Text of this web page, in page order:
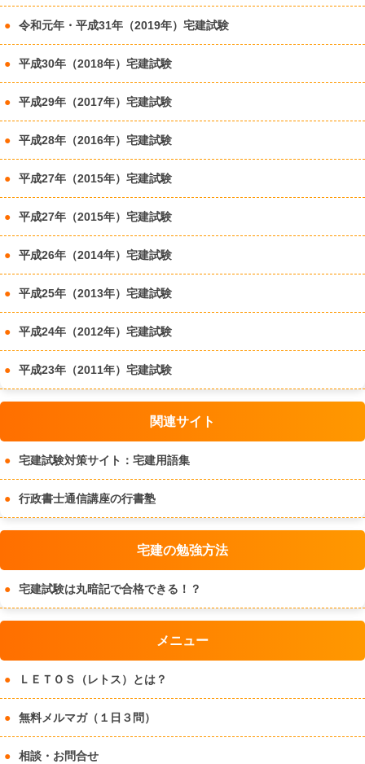
令和元年・平成31年（2019年）宅建試験
平成30年（2018年）宅建試験
平成29年（2017年）宅建試験
平成28年（2016年）宅建試験
平成27年（2015年）宅建試験
平成27年（2015年）宅建試験
平成26年（2014年）宅建試験
平成25年（2013年）宅建試験
平成24年（2012年）宅建試験
平成23年（2011年）宅建試験
関連サイト
宅建試験対策サイト：宅建用語集
行政書士通信講座の行書塾
宅建の勉強方法
宅建試験は丸暗記で合格できる！？
メニュー
ＬＥＴＯＳ（レトス）とは？
無料メルマガ（１日３問）
相談・お問合せ